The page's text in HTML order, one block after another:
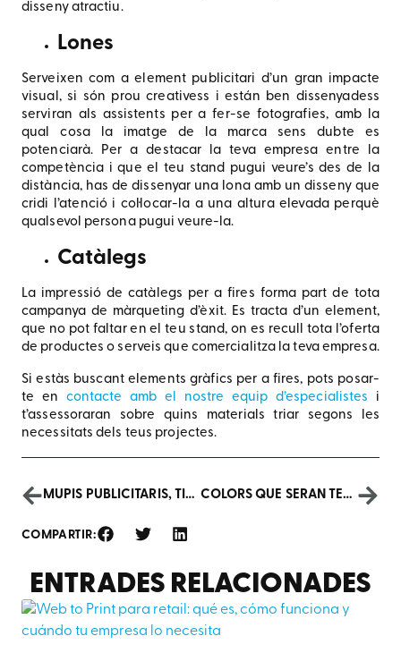
disseny atractiu.
Lones
Serveixen com a element publicitari d’un gran impacte
visual, si són prou creativess i están ben dissenyadess
serviran als assistents per a fer-se fotografies, amb la
qual cosa la imatge de la marca sens dubte es
potenciarà. Per a destacar la teva empresa entre la
competència i que el teu stand pugui veure’s des de la
distància, has de dissenyar una lona amb un disseny que
cridi l’atenció i col·locar-la a una altura elevada perquè
qualsevol persona pugui veure-la.
Catàlegs
La impressió de catàlegs per a fires forma part de tota
campanya de màrqueting d’èxit. Es tracta d’un element,
que no pot faltar en el teu stand, on es recull tota l’oferta
de productes o serveis que comercialitza la teva empresa.
Si estàs buscant elements gràfics per a fires, pots posar-
te en contacte amb el nostre equip d’especialistes i
t’assessoraran sobre quins materials triar segons les
necessitats dels teus projectes.
MUPIS PUBLICITARIS, TIPUS I CARACTERÍSTIQUES COLORS QUE SERAN TENDÈNCIA AL 2023 SEGONS PANTONE
COMPARTIR:
ENTRADES RELACIONADES